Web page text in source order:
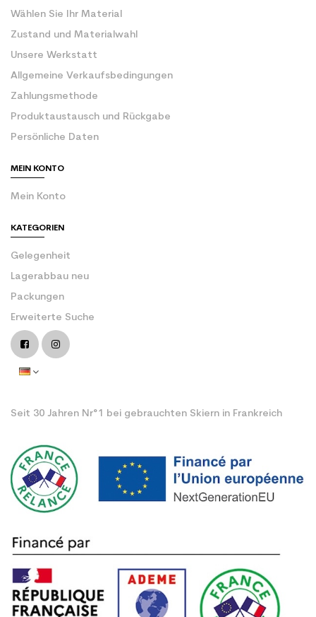
Wählen Sie Ihr Material
Zustand und Materialwahl
Unsere Werkstatt
Allgemeine Verkaufsbedingungen
Zahlungsmethode
Produktaustausch und Rückgabe
Persönliche Daten
MEIN KONTO
Mein Konto
KATEGORIEN
Gelegenheit
Lagerabbau neu
Packungen
Erweiterte Suche
Seit 30 Jahren Nr°1 bei gebrauchten Skiern in Frankreich